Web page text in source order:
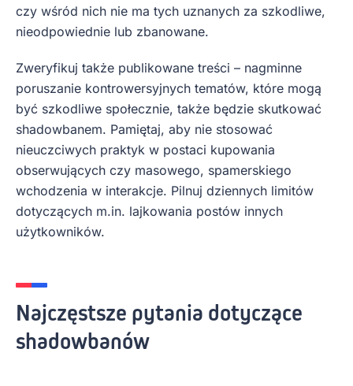
czy wśród nich nie ma tych uznanych za szkodliwe,
nieodpowiednie lub zbanowane.
Zweryfikuj także publikowane treści – nagminne
poruszanie kontrowersyjnych tematów, które mogą
być szkodliwe społecznie, także będzie skutkować
shadowbanem. Pamiętaj, aby nie stosować
nieuczciwych praktyk w postaci kupowania
obserwujących czy masowego, spamerskiego
wchodzenia w interakcje. Pilnuj dziennych limitów
dotyczących m.in. lajkowania postów innych
użytkowników.
Najczęstsze pytania dotyczące
shadowbanów